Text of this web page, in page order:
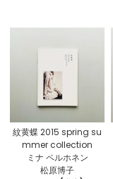
紋黄蝶 2015 spring su
mmer collection
ミナ ペルホネン
松原博子